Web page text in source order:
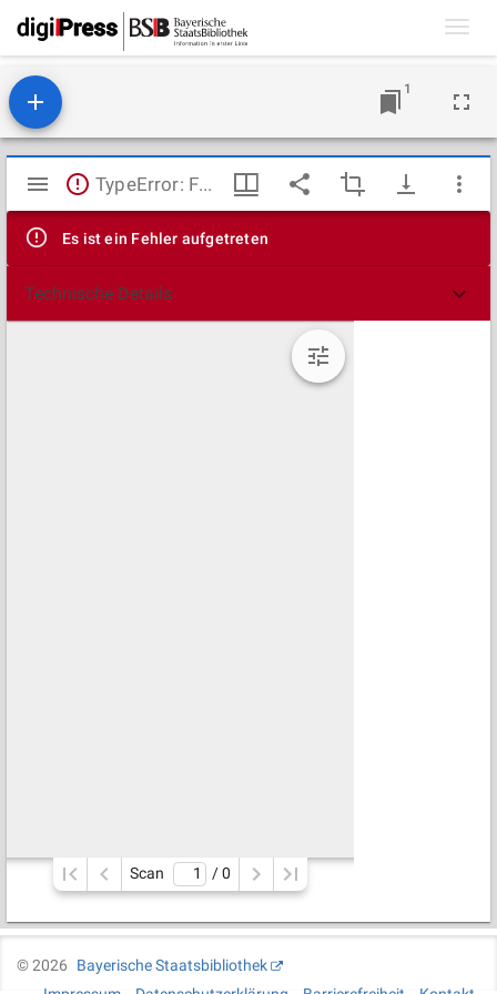
1
Mirador
Viewer
TypeError: Failed to fetch
Es ist ein Fehler aufgetreten
Technische Details
Scan / 0
©2026
Bayerische Staatsbibliothek